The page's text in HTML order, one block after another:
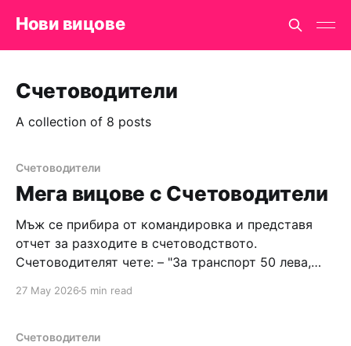
Нови вицове
Счетоводители
A collection of 8 posts
Счетоводители
Мега вицове с Счетоводители
Мъж се прибира от командировка и представя
отчет за разходите в счетоводството.
Счетоводителят чете: – "За транспорт 50 лева,
Счетоводителят: – Да ти кажа, разходите за
какво да те правя, ще ти ги призная, но ще
27 May 2026 5 min read
Счетоводители